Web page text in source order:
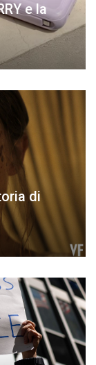
e la
di